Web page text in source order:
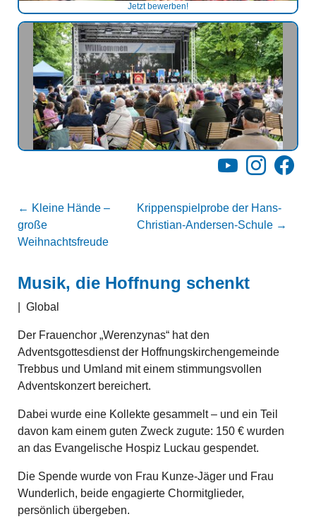
Jetzt bewerben!
YouTubeInstagram
← Kleine Hände –
große
Weihnachtsfreude
Krippenspielprobe der Hans-
Christian-Andersen-Schule →
Musik, die Hoffnung schenkt
Global
Der Frauenchor „Werenzynas“ hat den
Adventsgottesdienst der Hoffnungskirchengemeinde
Trebbus und Umland mit einem stimmungsvollen
Adventskonzert bereichert.
Dabei wurde eine Kollekte gesammelt – und ein Teil
davon kam einem guten Zweck zugute: 150 € wurden
an das Evangelische Hospiz Luckau gespendet.
Die Spende wurde von Frau Kunze-Jäger und Frau
Wunderlich, beide engagierte Chormitglieder,
persönlich übergeben.